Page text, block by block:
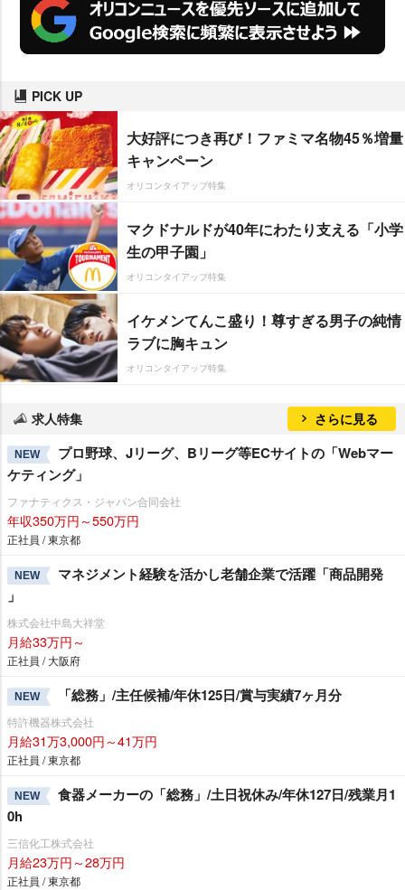
PICK UP
大好評につき再び！ファミマ名物45％増量
キャンペーン
オリコンタイアップ特集
マクドナルドが40年にわたり支える「小学
生の甲子園」
オリコンタイアップ特集
イケメンてんこ盛り！尊すぎる男子の純情
ラブに胸キュン
オリコンタイアップ特集
求人特集 さらに見る
NEW
プロ野球、Jリーグ、Bリーグ等ECサイトの「Webマー
ケティング」
ファナティクス・ジャパン合同会社
年収350万円～550万円
正社員 / 東京都
NEW
マネジメント経験を活かし老舗企業で活躍「商品開発
」
株式会社中島大祥堂
月給33万円～
正社員 / 大阪府
NEW 「総務」/主任候補/年休125日/賞与実績7ヶ月分
特許機器株式会社
月給31万3,000円～41万円
正社員 / 東京都
NEW
食器メーカーの「総務」/土日祝休み/年休127日/残業月1
0h
三信化工株式会社
月給23万円～28万円
正社員 / 東京都